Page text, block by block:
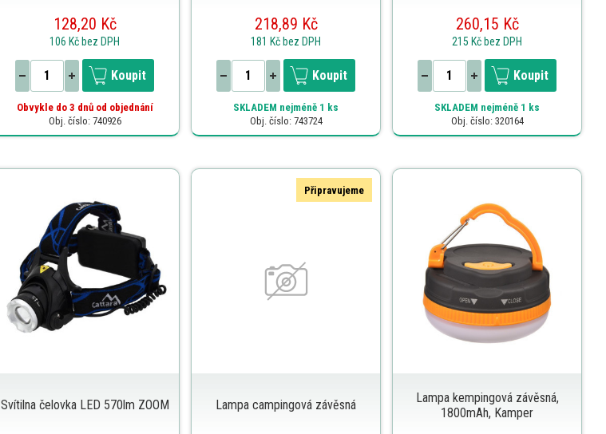
128,20 Kč
106 Kč bez DPH
Koupit
Obvykle do 3 dnů od objednání
Obj. číslo: 740926
218,89 Kč
181 Kč bez DPH
Koupit
SKLADEM nejméně 1 ks
Obj. číslo: 743724
260,15 Kč
215 Kč bez DPH
Koupit
SKLADEM nejméně 1 ks
Obj. číslo: 320164
Svítilna čelovka LED 570lm ZOOM
Připravujeme
Lampa campingová závěsná
Lampa kempingová závěsná,
1800mAh, Kamper